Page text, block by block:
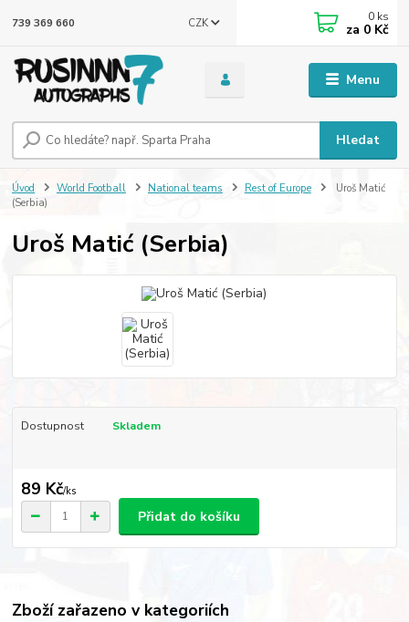
Menu
CZK
Hledat
739 369 660 0 ks
za 0 Kč
Úvod World Football National teams Rest of Europe
Uroš Matić
(Serbia)
Uroš Matić (Serbia)
Dostupnost Skladem
89 Kč/ks
Přidat do košíku
Zboží zařazeno v kategoriích